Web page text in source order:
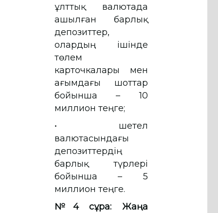
ұлттық валютада
ашылған барлық
депозиттер,
олардың ішінде
төлем
карточкалары мен
ағымдағы шоттар
бойынша – 10
миллион теңге;
• шетел
валютасындағы
депозиттердің
барлық түрлері
бойынша – 5
миллион теңге.
№4 сұрақ: Жаңа